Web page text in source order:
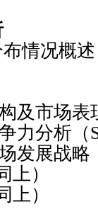
情况概述
市场表
析（
展战略
）
）